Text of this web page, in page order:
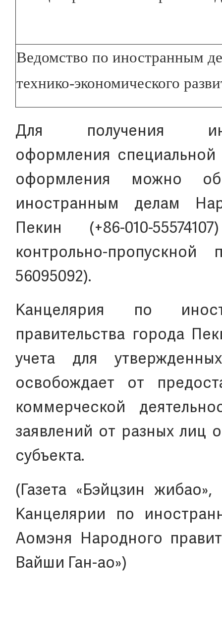
Ведомство по иностранным
технико-экономического
Для получения
оформления
оформления можно
иностранным делам
Пекин (+86-010-
контрольно-
56095092).
Канцелярия по
правительства города
учета для
освобождает от
коммерческой
заявлений от разных лиц
субъекта.
(Газета «Бэйцзин
Канцелярии по
Аомэня Народного
Вайши Ган-ао»)